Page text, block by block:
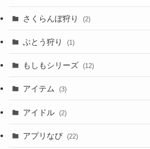
さくらんぼ狩り (2)
ぶとう狩り (1)
もしもシリーズ (12)
アイテム (3)
アイドル (2)
アプリなび (22)